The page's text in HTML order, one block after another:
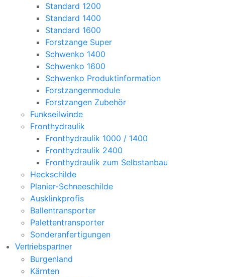
Standard 1200
Standard 1400
Standard 1600
Forstzange Super
Schwenko 1400
Schwenko 1600
Schwenko Produktinformation
Forstzangenmodule
Forstzangen Zubehör
Funkseilwinde
Fronthydraulik
Fronthydraulik 1000 / 1400
Fronthydraulik 2400
Fronthydraulik zum Selbstanbau
Heckschilde
Planier-Schneeschilde
Ausklinkprofis
Ballentransporter
Palettentransporter
Sonderanfertigungen
Vertriebspartner
Burgenland
Kärnten